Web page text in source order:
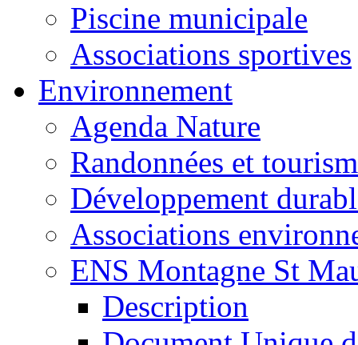
Piscine municipale
Associations sportives
Environnement
Agenda Nature
Randonnées et
Développement
Associations
ENS Montagne St
Description